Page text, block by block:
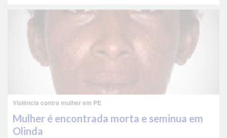
Violência contra mulher em PE
Mulher é encontrada morta e seminua em
Olinda